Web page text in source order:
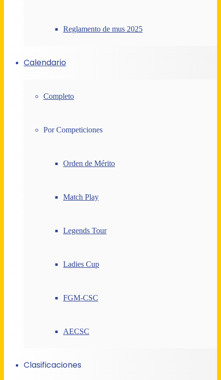
Reglamento de mus 2025
Calendario
Completo
Por Competiciones
Orden de Mérito
Match Play
Legends Tour
Ladies Cup
FGM-CSC
AECSC
Clasificaciones